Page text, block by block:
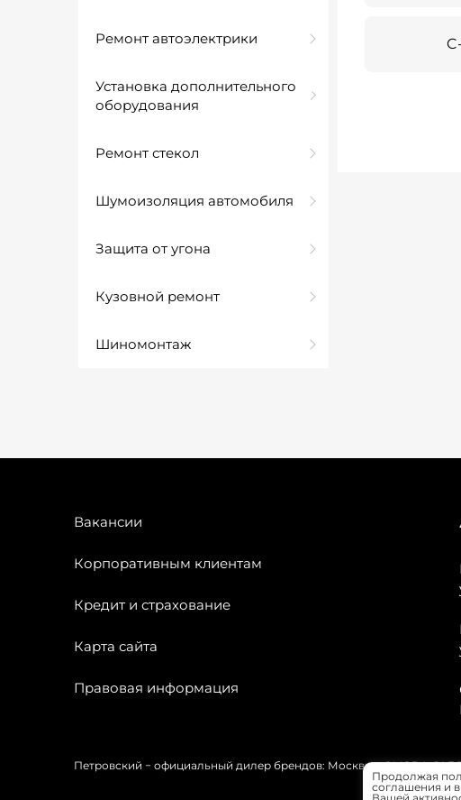
Ремонт автоэлектрики
Установка дополнительного
оборудования
Ремонт стекол
Шумоизоляция автомобиля
Защита от угона
Кузовной ремонт
Шиномонтаж
Вакансии
Корпоративным клиентам
Кредит и страхование
Карта сайта
Правовая информация
Петровский − официальный дилер брендов: Москвич, OMODA,
Продолжая
соглашения и